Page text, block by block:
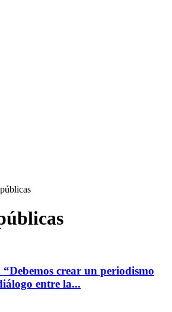
crear un periodismo
entre la...